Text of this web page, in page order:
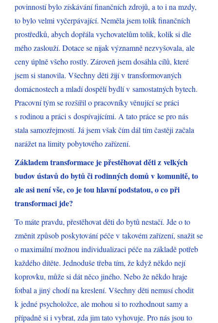
povinností bylo získávání finančních zdrojů, a to i na mzdy,
to bylo velmi vyčerpávající. Neměla jsem tolik finančních
prostředků, abych dopřála vychovatelům tolik, kolik si dle
mého zaslouží. Dotace se nijak významně nezvyšovala, ale
ceny úplně všeho rostly. Zároveň jsem dosáhla cílů, které
jsem si stanovila. Všechny děti žijí v transformovaných
domácnostech a mladí dospělí bydlí v samostatných bytech.
Pracovní tým se rozšířil o pracovníky věnující se práci
s rodinou a práci s dospívajícími. A tato práce se pro nás
stala samozřejmostí. Já jsem však čím dál tím častěji začala
narážet na limity pobytového zařízení.
Základem transformace je přestěhovat děti z velkých
budov ústavů do bytů či rodinných domů v komunitě, to
ale asi není vše, co je tou hlavní podstatou, o co při
transformaci jde?
To máte pravdu, přestěhovat děti do bytů nestačí. Jde o to
změnit způsob poskytování péče v takovém zařízení, snažit se
o maximální možnou individualizaci péče na základě potřeb
každého dítěte. Jednoduše třeba tím, že když někdo nejí
koprovku, může si dát něco jiného. Nebo že někdo hraje
fotbal a jiný chodí na kreslení. Všechny děti nemusí chodit
k jedné psycholožce, ale mohou si to rozhodnout samy a
případně si i vybrat, zda jim tato vyhovuje. Pro nás jsou to